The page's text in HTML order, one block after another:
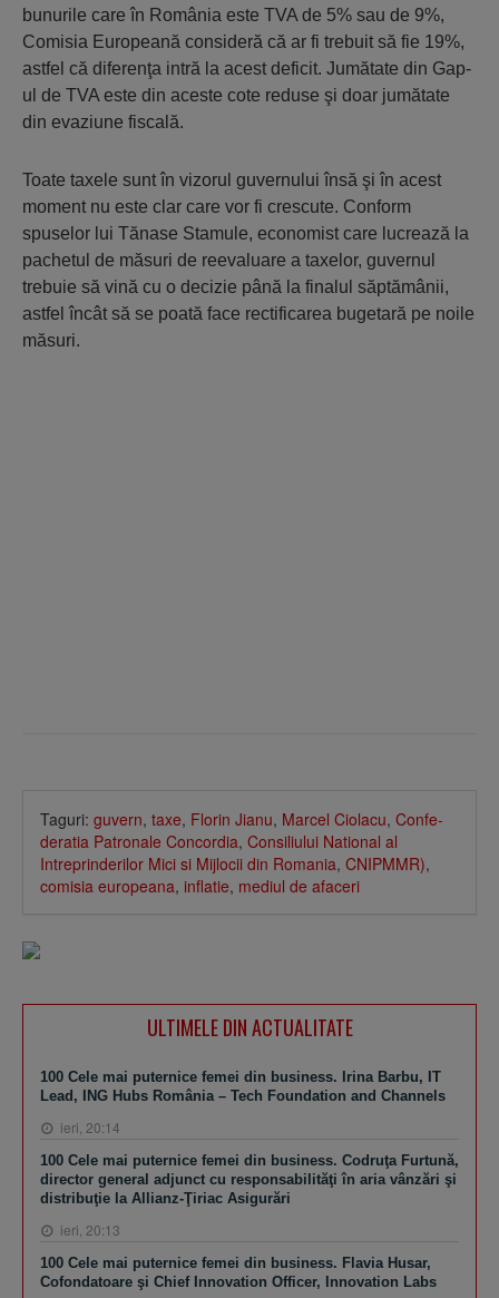
bunurile care în România este TVA de 5% sau de 9%,
Comisia Europeană consideră că ar fi trebuit să fie 19%,
astfel că diferenţa intră la acest deficit. Jumătate din Gap-
ul de TVA este din aceste cote reduse şi doar jumătate
din evaziune fiscală.
Toate taxele sunt în vizorul guvernului însă şi în acest
moment nu este clar care vor fi crescute. Conform
spuselor lui Tănase Stamule, economist care lucrează la
pachetul de măsuri de reevaluare a taxelor, guvernul
trebuie să vină cu o decizie până la finalul săptămânii,
astfel încât să se poată face rectificarea bugetară pe noile
măsuri.
Taguri: guvern, taxe, Florin Jianu, Marcel Ciolacu, Confe­
de­ratia Patronale Concordia, Consiliului National al
Intreprinderilor Mici si Mijlocii din Romania, CNIPMMR),
comisia europeana, inflatie, mediul de afaceri
ULTIMELE DIN ACTUALITATE
100 Cele mai puternice femei din business. Irina Barbu, IT
Lead, ING Hubs România – Tech Foundation and Channels
ieri, 20:14
100 Cele mai puternice femei din business. Codruţa Furtună,
director general adjunct cu responsabilităţi în aria vânzări şi
distribuţie la Allianz-Ţiriac Asigurări
ieri, 20:13
100 Cele mai puternice femei din business. Flavia Husar,
Cofondatoare şi Chief Innovation Officer, Innovation Labs